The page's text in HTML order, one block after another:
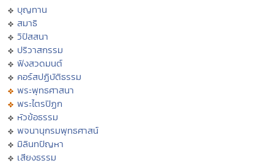
บุญทาน
สมาธิ
วิปัสสนา
ปริวาสกรรม
ฟังสวดมนต์
คอร์สปฏิบัติธรรม
พระพุทธศาสนา
พระไตรปิฏก
หัวข้อธรรม
พจนานุกรมพุทธศาสน์
มิลินทปัญหา
เสียงธรรม